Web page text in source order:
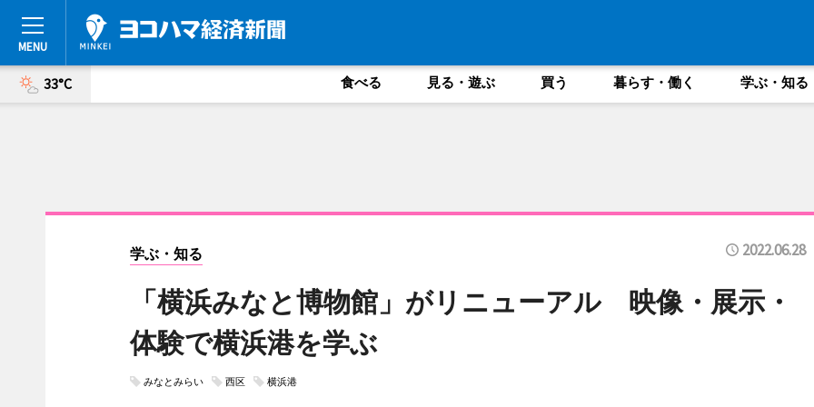
33°C 食べる 見る・遊ぶ 買う 暮らす・働く 学ぶ・知る
学ぶ・知る 2022.06.28
「横浜みなと博物館」がリニューアル 映像・展示・
体験で横浜港を学ぶ
みなとみらい 西区 横浜港